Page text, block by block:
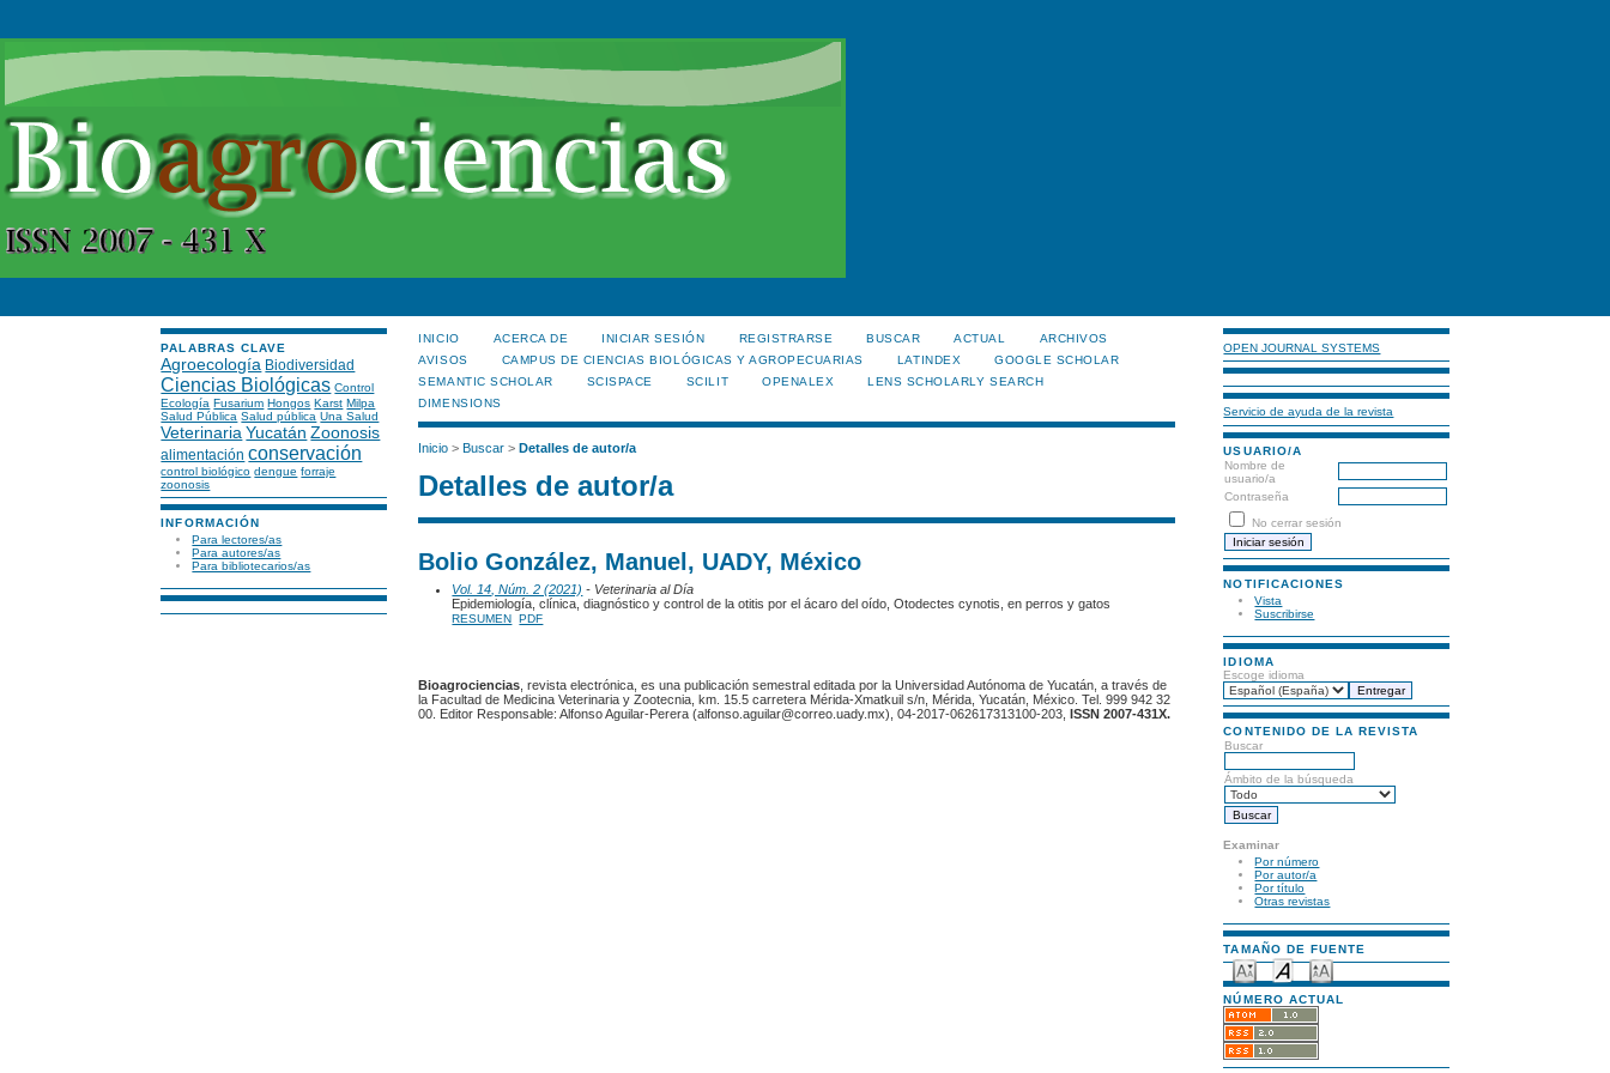
PALABRAS CLAVE
Agroecología Biodiversidad
Ciencias Biológicas Control
Ecología Fusarium Hongos Karst Milpa
Salud Pública Salud pública Una Salud
Veterinaria Yucatán Zoonosis
alimentación conservación
control biológico dengue forraje
zoonosis
INFORMACIÓN
Para lectores/as
Para autores/as
Para bibliotecarios/as
OPEN JOURNAL SYSTEMS
Servicio de ayuda de la revista
USUARIO/A
Nombre de
usuario/a
Contraseña
No cerrar sesión
NOTIFICACIONES
Vista
Suscribirse
IDIOMA
Escoge idioma
CONTENIDO DE LA REVISTA
Buscar
Ámbito de la búsqueda
Examinar
Por número
Por autor/a
Por título
Otras revistas
TAMAÑO DE FUENTE
NÚMERO ACTUAL
INICIO ACERCA DE INICIAR SESIÓN REGISTRARSE BUSCAR ACTUAL
ARCHIVOS
AVISOS
CAMPUS DE CIENCIAS BIOLÓGICAS Y AGROPECUARIAS LATINDEX
GOOGLE SCHOLAR
SEMANTIC SCHOLAR
SCISPACE SCILIT OPENALEX
LENS SCHOLARLY SEARCH
DIMENSIONS
Inicio >Buscar >Detalles de autor/a
Detalles de autor/a
Bolio González, Manuel, UADY, México
Vol. 14, Núm. 2 (2021) - Veterinaria al Día
Epidemiología, clínica, diagnóstico y control de la otitis por el ácaro del oído, Otodectes cynotis, en perros y gatos
RESUMEN PDF
Bioagrociencias , revista electrónica, es una publicación semestral editada por la Universidad Autónoma de Yucatán, a través de
la Facultad de Medicina Veterinaria y Zootecnia, km. 15.5 carretera Mérida-Xmatkuil s/n, Mérida, Yucatán, México. Tel. 999 942 32
00. Editor Responsable: Alfonso Aguilar-Perera (alfonso.aguilar@correo.uady.mx), 04-2017-062617313100-203,ISSN 2007-431X.